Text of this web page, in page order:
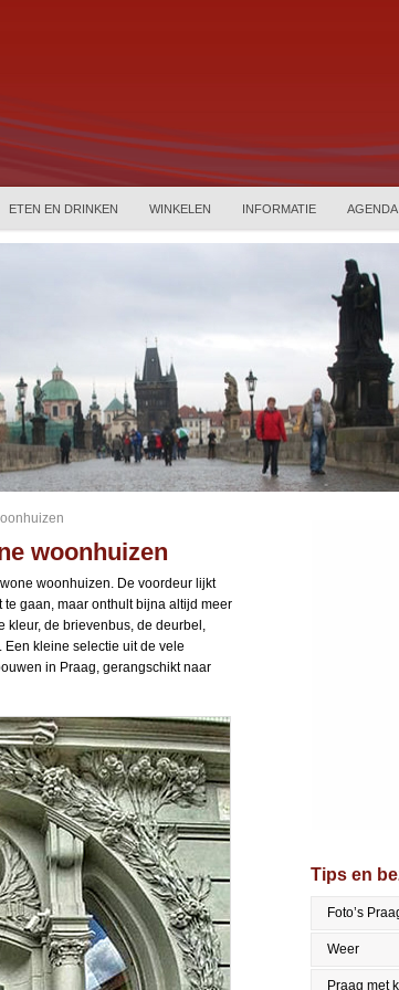
ETEN EN DRINKEN WINKELEN INFORMATIE AGENDA
woonhuizen
woonhuizen. De voordeur lijkt
gaan, maar onthult bijna altijd meer
kleur, de brievenbus, de deurbel,
kleine selectie uit de vele
in Praag, gerangschikt naar
Tips en
Foto’s
Weer
Praag met